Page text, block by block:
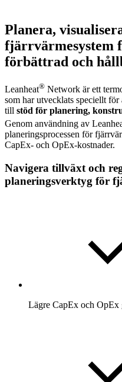
Planera,
fjärrvärmesystem
förbättrad och
Leanheat® Network är ett
som har utvecklats speciellt
till stöd för planering,
Genom användning av
planeringsprocessen för
CapEx- och OpEx-kostnader.
Navigera tillväxt och
planeringsverktyg för
Lägre CapEx och OpEx